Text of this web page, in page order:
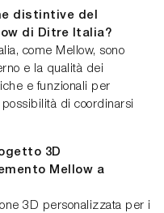
distintive del
di Ditre Italia?
come Mellow, sono
e la qualità dei
e funzionali per
di coordinarsi
3D
Mellow a
3D personalizzata per i